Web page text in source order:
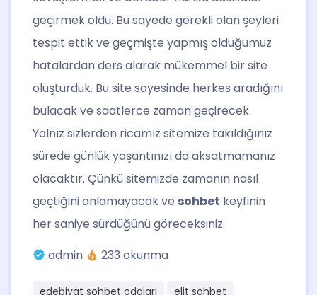
geçirmek oldu. Bu sayede gerekli olan şeyleri
tespit ettik ve geçmişte yapmış olduğumuz
hatalardan ders alarak mükemmel bir site
oluşturduk. Bu site sayesinde herkes aradığını
bulacak ve saatlerce zaman geçirecek.
Yalnız sizlerden ricamız sitemize takıldığınız
sürede günlük yaşantınızı da aksatmamanız
olacaktır. Çünkü sitemizde zamanın nasıl
geçtiğini anlamayacak ve sohbet keyfinin
her saniye sürdüğünü göreceksiniz.
admin
233 okunma
edebiyat sohbet odaları
elit sohbet